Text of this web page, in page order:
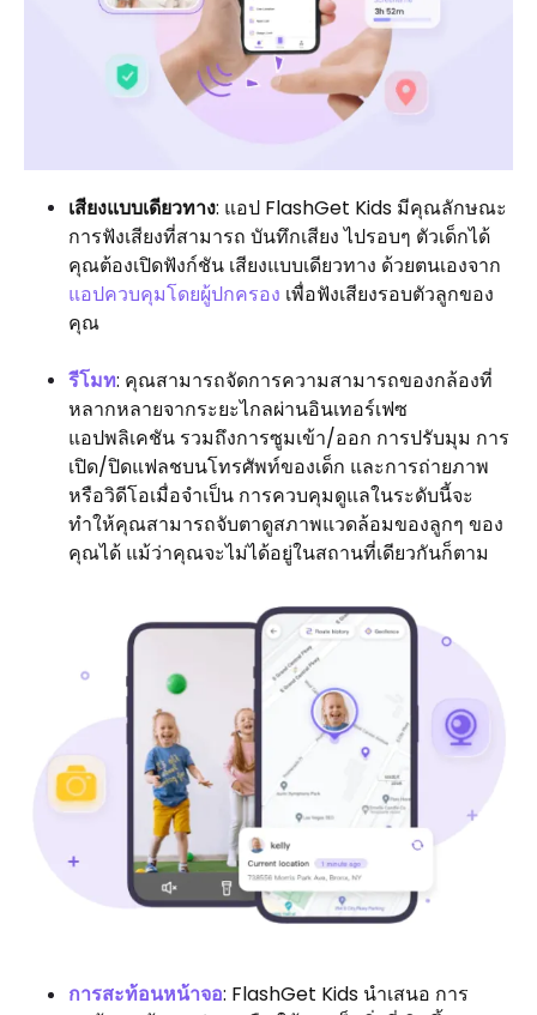
เสียงแบบเดียวทาง: แอป FlashGet Kids มีคุณลักษณะ
การฟังเสียงที่สามารถ บันทึกเสียง ไปรอบๆ ตัวเด็กได้
คุณต้องเปิดฟังก์ชัน เสียงแบบเดียวทาง ด้วยตนเองจาก
แอปควบคุมโดยผู้ปกครอง เพื่อฟังเสียงรอบตัวลูกของ
คุณ
รีโมท: คุณสามารถจัดการความสามารถของกล้องที่
หลากหลายจากระยะไกลผ่านอินเทอร์เฟซ
แอปพลิเคชัน รวมถึงการซูมเข้า/ออก การปรับมุม การ
เปิด/ปิดแฟลชบนโทรศัพท์ของเด็ก และการถ่ายภาพ
หรือวิดีโอเมื่อจำเป็น การควบคุมดูแลในระดับนี้จะ
ทำให้คุณสามารถจับตาดูสภาพแวดล้อมของลูกๆ ของ
คุณได้ แม้ว่าคุณจะไม่ได้อยู่ในสถานที่เดียวกันก็ตาม
การสะท้อนหน้าจอ: FlashGet Kids นำเสนอ การ